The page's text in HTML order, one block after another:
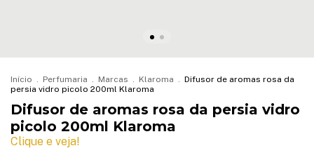
Início . Perfumaria . Marcas . Klaroma . Difusor de aromas rosa da
persia vidro picolo 200ml Klaroma
Difusor de aromas rosa da persia vidro
picolo 200ml Klaroma
Clique e veja!